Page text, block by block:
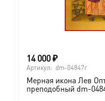
14 000₽
Артикул: dm-04847г
Мерная икона Лев
преподобный dm-